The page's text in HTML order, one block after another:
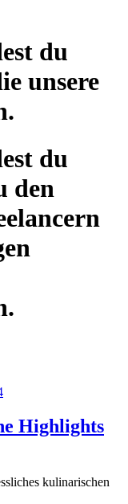
du
unsere
du
den
Highlights
kulinarischen